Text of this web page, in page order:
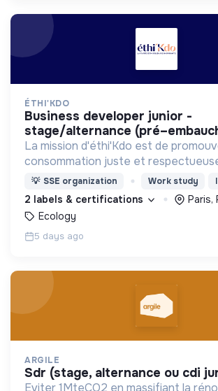
ÉTHI'KDO
business developer junior -
stage/alternance
La mission d'éthi'Kdo est de
consommation juste et
vivants et de la planète
💡 SSE organization Work study
2 labels & certifications
Paris,
Ecology
5 days ago
ARGILE
sdr (stage, alternance ou cdi
Eviter 1MteCO2 en massifiant la